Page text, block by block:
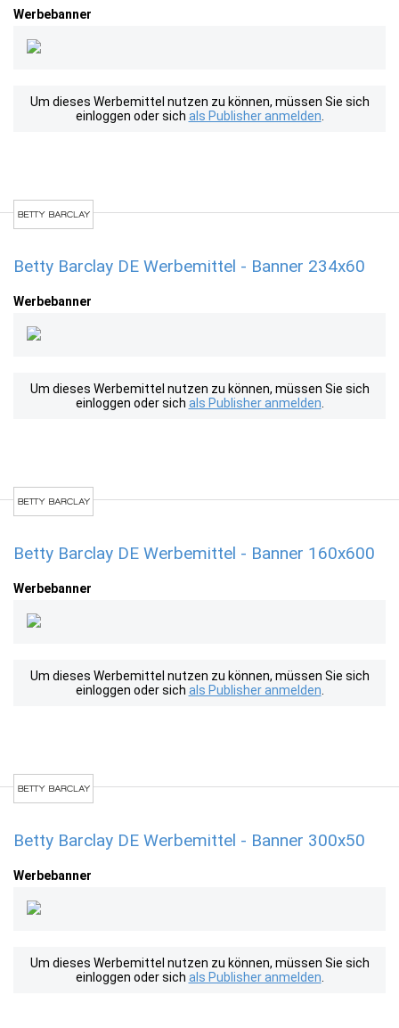
Werbebanner
Um dieses Werbemittel nutzen zu können, müssen Sie sich
einloggen oder sich als Publisher anmelden
Betty Barclay DE Werbemittel - Banner 234x60
Werbebanner
Um dieses Werbemittel nutzen zu können, müssen Sie sich
einloggen oder sich als Publisher anmelden
Betty Barclay DE Werbemittel - Banner 160x600
Werbebanner
Um dieses Werbemittel nutzen zu können, müssen Sie sich
einloggen oder sich als Publisher anmelden
Betty Barclay DE Werbemittel - Banner 300x50
Werbebanner
Um dieses Werbemittel nutzen zu können, müssen Sie sich
einloggen oder sich als Publisher anmelden